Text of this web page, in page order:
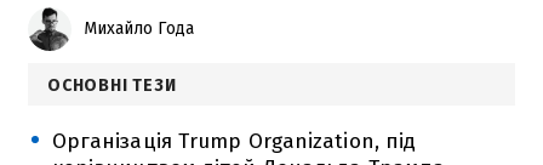
Михайло Года
ОСНОВНІ ТЕЗИ
Організація Trump Organization, під